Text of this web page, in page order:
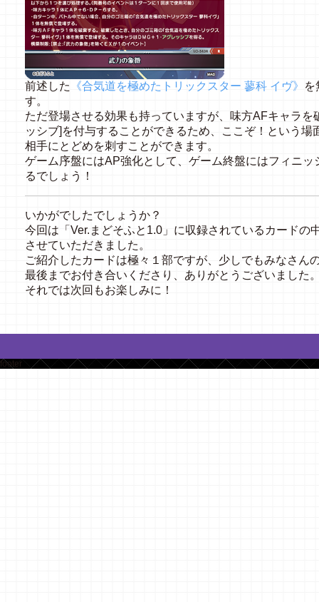
前述した 《合気道を極めたトリックスター 蓼科 イヴ》
を
す。
ただ登場させる効果も持っていますが、味方AFキャラ
ッシブ]を付与することができるため、ここぞ！という
相手にとどめを刺すことができます。
ゲーム序盤にはAP強化として、ゲーム終盤にはフィニ
るでしょう！
いかがでしたでしょうか？
今回は「Ver.まどそふと1.0」に収録されているカードの
させていただきました。
ご紹介したカードは極々１部ですが、少しでもみなさん
最後までお付き合いくださり、ありがとうございました
それでは次回もお楽しみに！
footer